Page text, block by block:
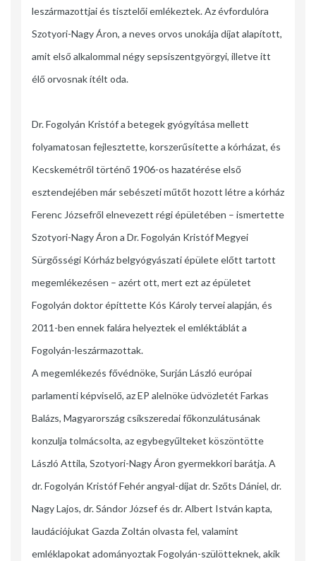
leszármazottjai és tisztelői emlékeztek. Az évfordulóra
Szotyori-Nagy Áron, a neves orvos unokája díjat alapított,
amit első alkalommal négy sepsiszentgyörgyi, illetve itt
élő orvosnak ítélt oda.
Dr. Fogolyán Kristóf a betegek gyógyí­tása mellett
folyamatosan fejlesztette, kor­szerűsítet­te a kórházat, és
Kecskemétről történő 1906-os hazatérése első
esztendejében már sebészeti műtőt hozott létre a kórház
Ferenc Józsefről elnevezett régi épületében – ismertette
Szotyo­ri-Nagy Áron a Dr. Fo­golyán Kristóf Megyei
Sürgősségi Kórház belgyógyászati épülete előtt tartott
megemlékezésen – azért ott, mert ezt az épületet
Fogolyán doktor építtette Kós Károly tervei alapján, és
2011-ben ennek falára helyeztek el emléktáblát a
Fogolyán-leszármazottak.
A megemlékezés fővédnöke, Surján László európai
parlamenti képviselő, az EP alelnö­ke üdvözletét Farkas
Balázs, Magyarország csíkszeredai főkonzulátusának
konzulja tolmácsolta, az egybegyűlteket köszöntötte
László Attila, Szotyori-Nagy Áron gyermekkori barátja. A
dr. Fogolyán Kristóf Fehér angyal-díjat dr. Szőts Dániel, dr.
Nagy Lajos, dr. Sándor József és dr. Albert István kapta,
laudációjukat Gazda Zoltán olvasta fel, valamint
emléklapokat adományoztak Fogolyán-szülötteknek, akik